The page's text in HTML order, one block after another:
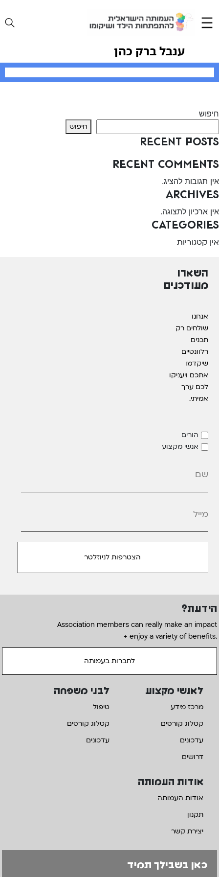
content
ענבל ברק כהן
חיפוש
חיפוש
Recent Posts
Recent Comments
אין תגובות להציג.
Archives
אין ארכיון לתצוגה.
Categories
אין קטגוריות
השארו
מעודכנים
אנחנו
שולחים רק
תכנים
רלוונטיים
שיקדמו
אתכם ויעניקו
לכם ערך
אמיתי.
הורים
אנשי מקצוע
הידעת?
Association members can really make an impact
+ enjoy a variety of benefits.
לחברות בעמותה
אודות העמותה
אודות העמותה
תקנון
יצירת קשר
לאנשי מקצוע
מרכז מידע
קטלוג קורסים
עדכונים
דרושים
לבני משפחה
טיפול
קטלוג קורסים
עדכונים
כאן בשבילך תמיד